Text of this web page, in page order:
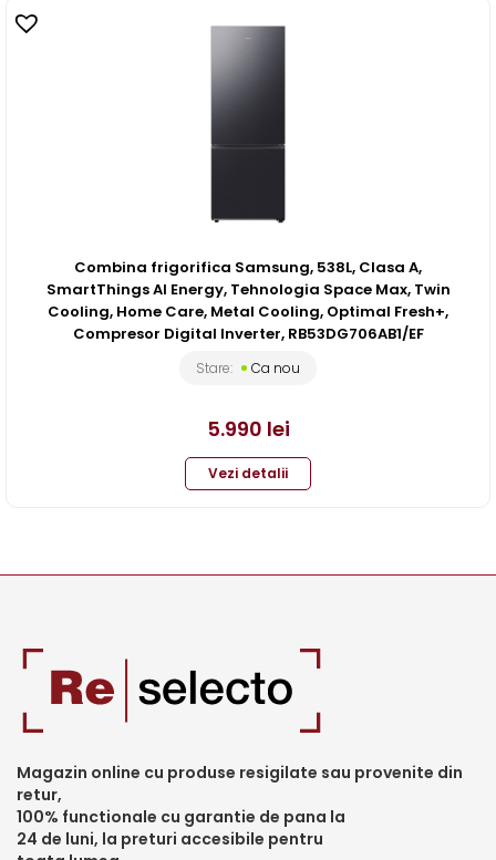
Combina frigorifica Samsung, 538L, Clasa A,
SmartThings AI Energy, Tehnologia Space Max, Twin
Cooling, Home Care, Metal Cooling, Optimal Fresh+,
Compresor Digital Inverter, RB53DG706AB1/EF
Stare: Ca nou
5.990 lei
Vezi detalii
Magazin online cu produse resigilate sau provenite din
retur,
100% functionale cu garantie de pana la
24 de luni, la preturi accesibile pentru